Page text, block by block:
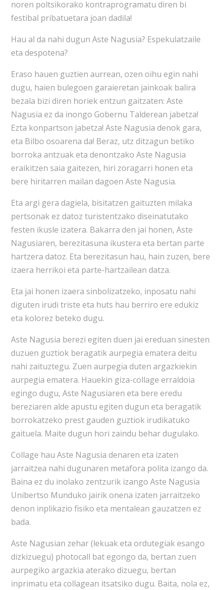
noren poltsikorako kontraprogramatu diren bi
festibal pribatuetara joan dadila!
Hau al da nahi dugun Aste Nagusia? Espekulatzaile
eta despotena?
Eraso hauen guztien aurrean, ozen oihu egin nahi
dugu, haien bulegoen garaieretan jainkoak balira
bezala bizi diren horiek entzun gaitzaten: Aste
Nagusia ez da inongo Gobernu Talderean jabetza!
Ezta konpartson jabetza! Aste Nagusia denok gara,
eta Bilbo osoarena da! Beraz, utz ditzagun betiko
borroka antzuak eta denontzako Aste Nagusia
eraikitzen saia gaitezen, hiri zoragarri honen eta
bere hiritarren mailan dagoen Aste Nagusia.
Eta argi gera dagiela, bisitatzen gaituzten milaka
pertsonak ez datoz turistentzako diseinatutako
festen ikusle izatera. Bakarra den jai honen, Aste
Nagusiaren, berezitasuna ikustera eta bertan parte
hartzera datoz. Eta berezitasun hau, hain zuzen, bere
izaera herrikoi eta parte-hartzailean datza.
Eta jai honen izaera sinbolizatzeko, inposatu nahi
diguten irudi triste eta huts hau berriro ere edukiz
eta kolorez beteko dugu.
Aste Nagusia berezi egiten duen jai ereduan sinesten
duzuen guztiok beragatik aurpegia ematera deitu
nahi zaituztegu. Zuen aurpegia duten argazkiekin
aurpegia ematera. Hauekin giza-collage erraldoia
egingo dugu, Aste Nagusiaren eta bere eredu
bereziaren alde apustu egiten dugun eta beragatik
borrokatzeko prest gauden guztiok irudikatuko
gaituela. Maite dugun hori zaindu behar dugulako.
Collage hau Aste Nagusia denaren eta izaten
jarraitzea nahi dugunaren metafora polita izango da.
Baina ez du inolako zentzurik izango Aste Nagusia
Unibertso Munduko jairik onena izaten jarraitzeko
denon inplikazio fisiko eta mentalean gauzatzen ez
bada.
Aste Nagusian zehar (lekuak eta ordutegiak esango
dizkizuegu) photocall bat egongo da, bertan zuen
aurpegiko argazkia aterako dizuegu, bertan
inprimatu eta collagean itsatsiko dugu. Baita, nola ez,